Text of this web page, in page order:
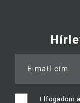
E-mail cím
Elfogadom